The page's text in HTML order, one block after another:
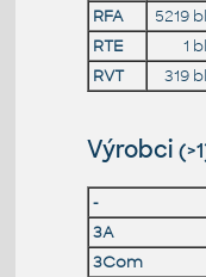
RFA
5219
RTE
1
RVT
319
Výrobci
-
3A
3Com